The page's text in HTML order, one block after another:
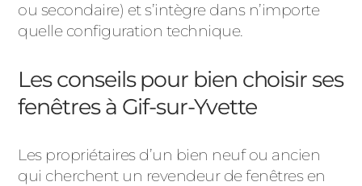
ou secondaire) et s’intègre dans n’importe
quelle configuration technique.
Les conseils pour bien choisir ses
fenêtres à Gif-sur-Yvette
Les propriétaires d’un bien neuf ou ancien
qui cherchent un revendeur de fenêtres en